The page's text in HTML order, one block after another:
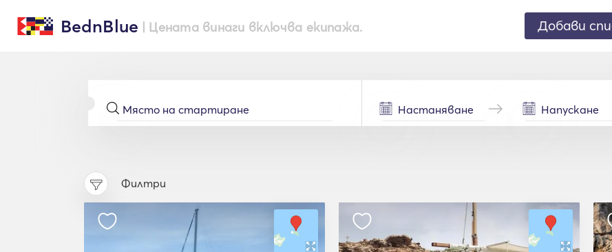
BednBlue | Цената винаги включва екипажа. Добави
Филтри